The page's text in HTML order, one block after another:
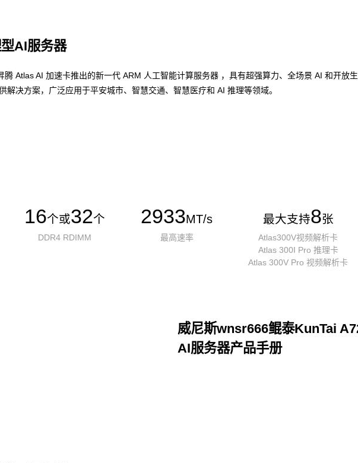
AI服务器
腾 Atlas AI 加速卡推出的新一代 ARM 人工智能计算服务器 ，具有超强算力、全场景 AI 和开放
解决方案，广泛应用于平安城市、智慧交通、智慧医疗和 AI 推理等领域。
16个或32个
DDR4 RDIMM
2933MT/s
最高速率
最大支持8张
Atlas300V视频解析卡
Atlas 300I Pro 推理卡
Atlas 300V Pro 视频解析卡
威尼斯wnsr666鲲泰KunTai
AI服务器产品手册